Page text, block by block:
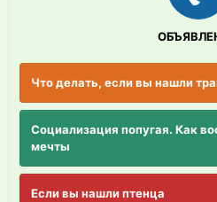
Что делать, если вы нашли
Социализация попугая. Как
мечты
Если вы нашли птенца